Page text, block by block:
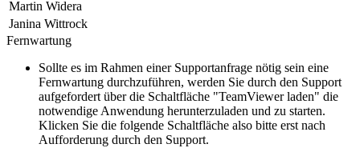
Martin Widera
Janina Wittrock
Fernwartung
Sollte es im Rahmen einer Supportanfrage nötig sein eine
Fernwartung durchzuführen, werden Sie durch den Support
aufgefordert über die Schaltfläche "TeamViewer laden" die
notwendige Anwendung herunterzuladen und zu starten.
Klicken Sie die folgende Schaltfläche also bitte erst nach
Aufforderung durch den Support.